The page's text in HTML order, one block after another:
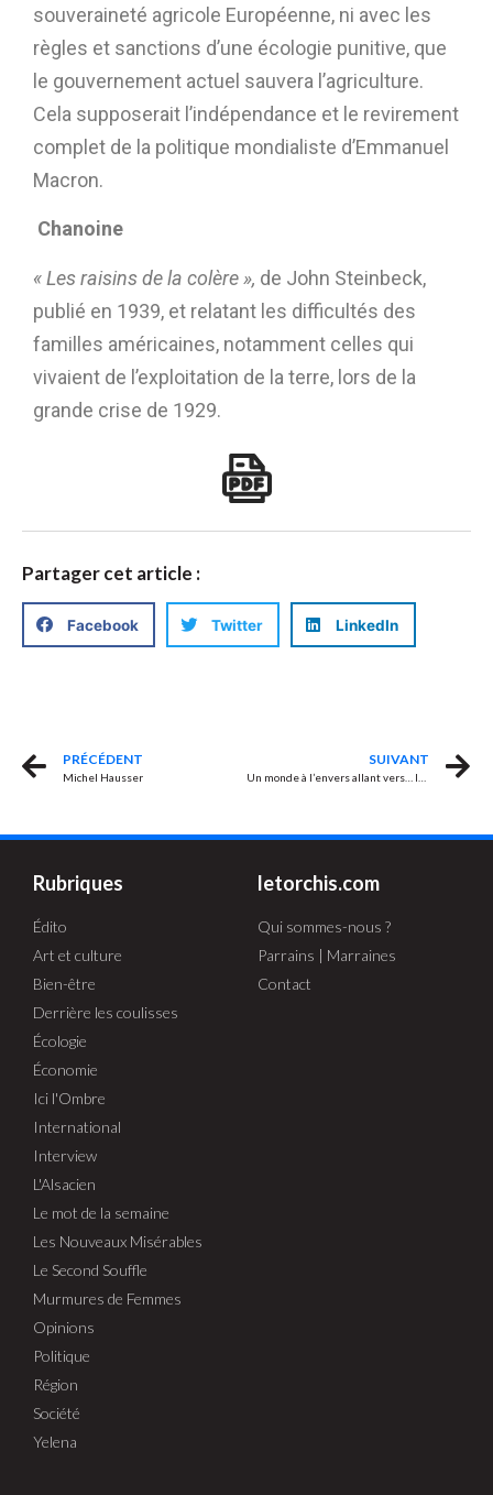
souveraineté agricole Européenne, ni avec les
règles et sanctions d’une écologie punitive, que
le gouvernement actuel sauvera l’agriculture.
Cela supposerait l’indépendance et le revirement
complet de la politique mondialiste d’Emmanuel
Macron.
Chanoine
« Les raisins de la colère », de John Steinbeck,
publié en 1939, et relatant les difficultés des
familles américaines, notamment celles qui
vivaient de l’exploitation de la terre, lors de la
grande crise de 1929.
Partager cet article :
Facebook Twitter LinkedIn
PRÉCÉDENT
Michel Hausser
SUIVANT
Rubriques
Édito
Art et culture
Bien-être
Derrière les coulisses
Écologie
Économie
Ici l'Ombre
International
Interview
L'Alsacien
Le mot de la semaine
Les Nouveaux Misérables
Le Second Souffle
Murmures de Femmes
Opinions
Politique
Région
Société
Yelena
letorchis.com
Qui sommes-nous ?
Parrains | Marraines
Contact